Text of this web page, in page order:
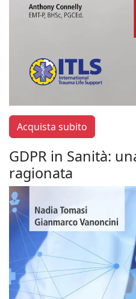
Acquista subito
GDPR in Sanità:
ragionata